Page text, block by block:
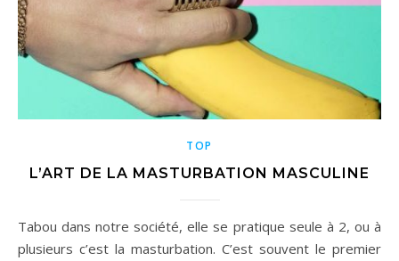
TOP
L’ART DE LA MASTURBATION MASCULINE
Tabou dans notre société, elle se pratique seule à 2, ou à
plusieurs c’est la masturbation. C’est souvent le premier